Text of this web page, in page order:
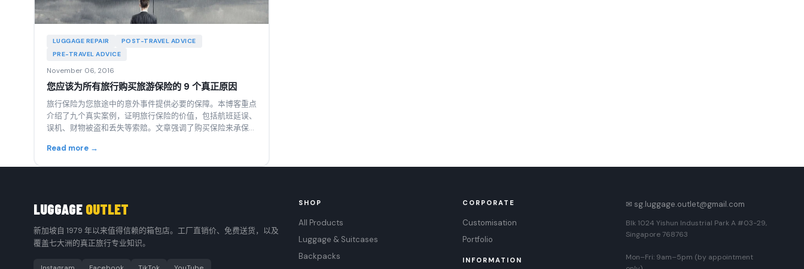
LUGGAGE REPAIR
POST-TRAVEL ADVICE
PRE-TRAVEL ADVICE
November 06, 2016
您应该为所有旅行购买旅游保险的 9 个真正原因
旅行保险为您旅途中的意外事件提供必要的保障。本博客重点
介绍了九个真实案例，证明旅行保险的价值，包括航班延误、
误机、财物被盗和丢失等索赔。文章强调了购买保险来承保这
深入介绍了申请索赔所需的文件以及可能获得承保的事件类
Read more →
LUGGAGE OUTLET
新加坡自 1979 年以来值得信赖的箱包店。工厂直销价、免费送货，以及
覆盖七大洲的真正旅行专业知识。
SHOP
All Products
Luggage & Suitcases
Backpacks
CORPORATE
Customisation
Portfolio
INFORMATION
✉ sg.luggage.outlet@gmail.com
Blk 1024 Yishun Industrial Park A #03-29,
Singapore 768763
Mon–Fri: 9am–5pm (by appointment